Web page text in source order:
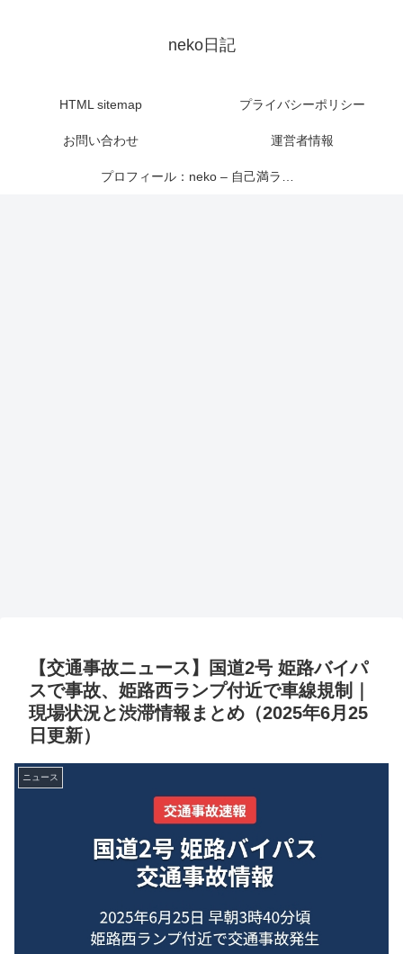
neko日記
HTML sitemap プライバシーポリシー
お問い合わせ 運営者情報
プロフィール：neko – 自己満ライター
【交通事故ニュース】国道2号 姫路バイパ
スで事故、姫路西ランプ付近で車線規制｜
現場状況と渋滞情報まとめ（2025年6月25
日更新）
ニュース